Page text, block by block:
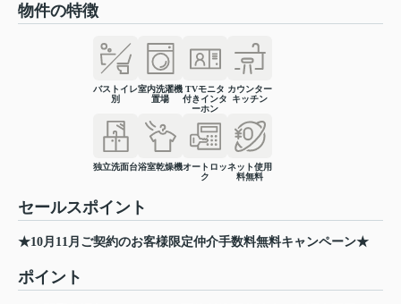
物件の特徴
バストイレ
別
室内洗濯機
置場
TVモニタ
付きインタ
ーホン
カウンター
キッチン
独立洗面台浴室乾燥機オートロッ
ク
ネット使用
料無料
セールスポイント
★10月11月ご契約のお客様限定仲介手数料無料キャンペーン★
ポイント